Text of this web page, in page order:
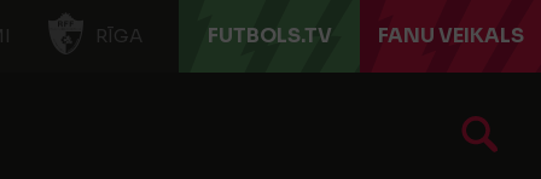
RĪGA FUTBOLS.TV FANU VEIKALS